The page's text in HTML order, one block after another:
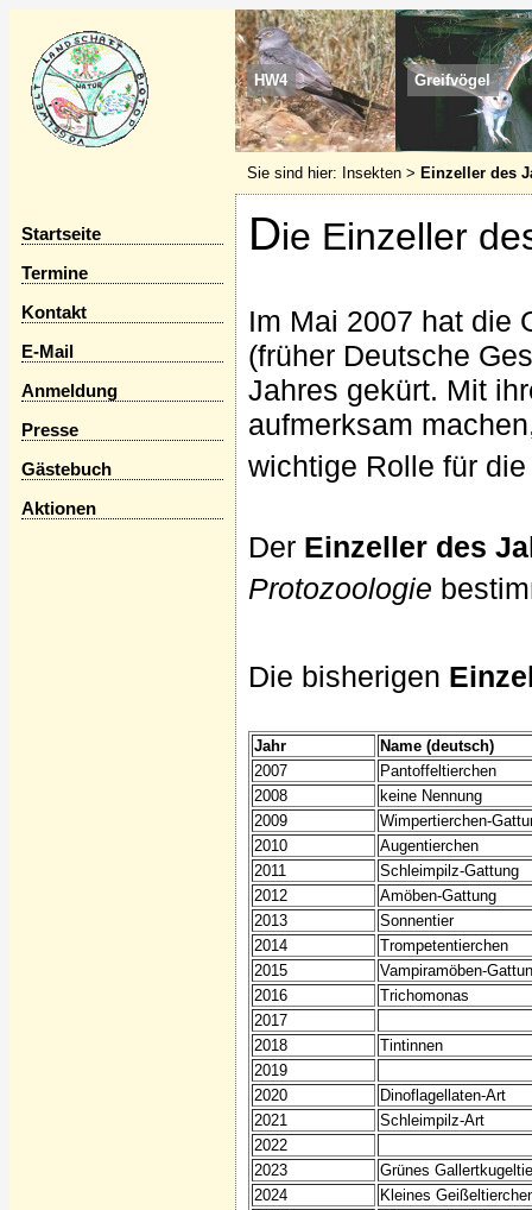
HW4 Greifvögel
Sie sind hier: Insekten > Einzeller des
Startseite
Termine
Kontakt
E-Mail
Anmeldung
Presse
Gästebuch
Aktionen
Die Einzeller
Im Mai 2007 hat die
(früher Deutsche
Jahres gekürt. Mit
aufmerksam
wichtige Rolle für
Der Einzeller des
Protozoologie
Die bisherigen
Jahr
Name (deutsch)
2007
Pantoffeltierchen
2008
keine Nennung
2009
Wimpertierchen-
2010
Augentierchen
2011
Schleimpilz-Gattung
2012
Amöben-Gattung
2013
Sonnentier
2014
Trompetentierchen
2015
Vampiramöben-
2016
Trichomonas
2017
2018
Tintinnen
2019
2020
Dinoflagellaten-Art
2021
Schleimpilz-Art
2022
2023
Grünes
2024
Kleines